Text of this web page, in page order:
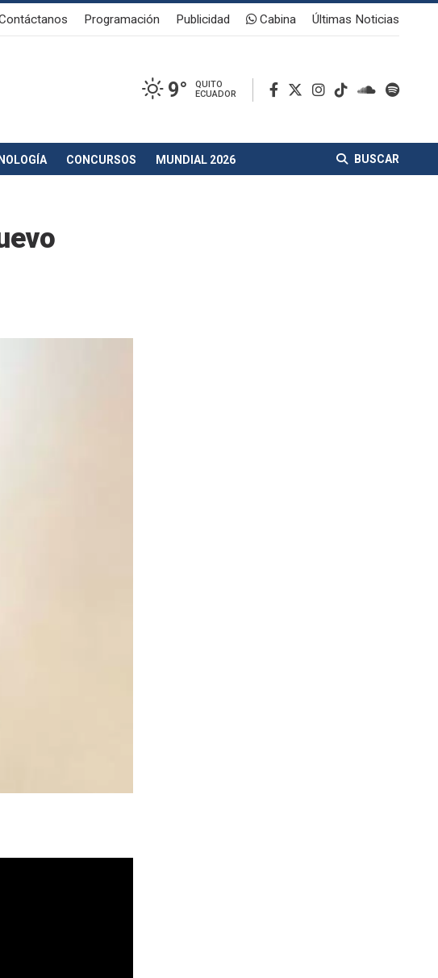
Programación Publicidad Cabina Últimas Noticias
9°
QUITO
ECUADOR
CONCURSOS MUNDIAL 2026 BUSCAR